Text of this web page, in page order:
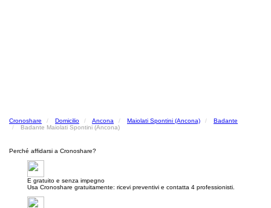
Cronoshare Domicilio Ancona Maiolati Spontini (Ancona)
Badante
Badante Maiolati Spontini (Ancona)
Perché affidarsi a Cronoshare?
E gratuito e senza impegno
Usa Cronoshare gratuitamente: ricevi preventivi e contatta 4 professionisti.